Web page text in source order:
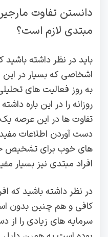
دانستن تفاوت
مبتدی لازم است؟
باید در نظر داشته باشید
اشخاصی که بسیار در این
به روز فعالیت های
روزانه را در این باره
تفاوت ها در این عرصه
دست آوردن اطلاعات
های خوب برای تشخیص
افراد مبتدی نیز بسیار
در نظر داشته باشید که
کافی و هم چنین بدون
سرمایه های زیادی را از